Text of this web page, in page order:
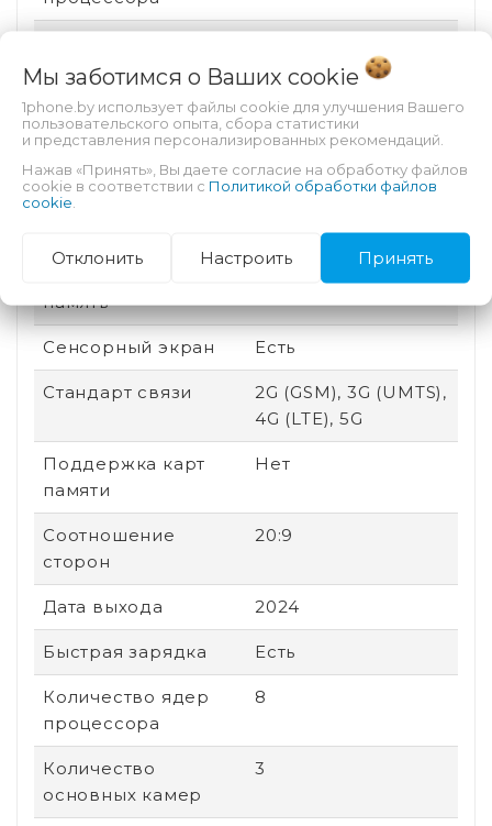
Безопасность
Разблокировка по
лицу, Сканер
отпечатка пальца
Техпроцесс 4 нм
память
Сенсорный экран Есть
Стандарт связи
2G (GSM), 3G (UMTS),
4G (LTE), 5G
Поддержка карт
памяти
Нет
Соотношение
сторон
20:9
Дата выхода 2024
Быстрая зарядка Есть
Количество ядер
процессора
8
Количество
основных камер
3
Мы заботимся о Ваших cookie
1phone.by использует файлы cookie для улучшения Вашего
пользовательского опыта, сбора статистики
и представления персонализированных рекомендаций.
Нажав «Принять», Вы даете согласие на обработку файлов
cookie в соответствии с Политикой обработки файлов
cookie
Отклонить Настроить Принять